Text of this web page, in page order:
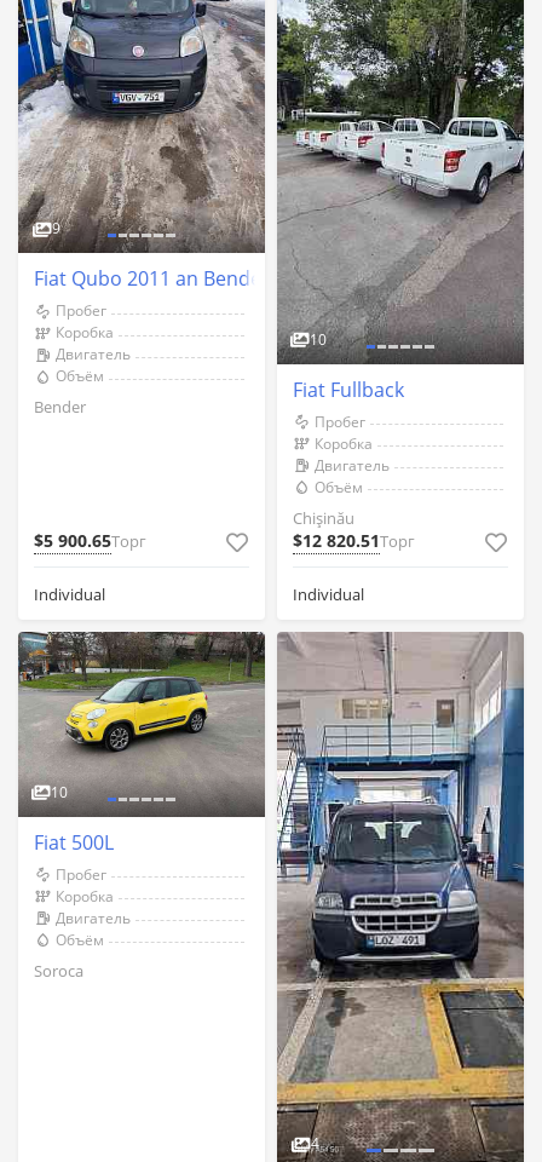
9
Fiat Qubo 2011 an Bender
Пробег
Коробка
Двигатель
Объём
Bender
$5 900.65Торг
Individual
10
Fiat Fullback
Пробег
Коробка
Двигатель
Объём
Chişinău
$12 820.51Торг
Individual
10
Fiat 500L
Пробег
Коробка
Двигатель
Объём
Soroca
4